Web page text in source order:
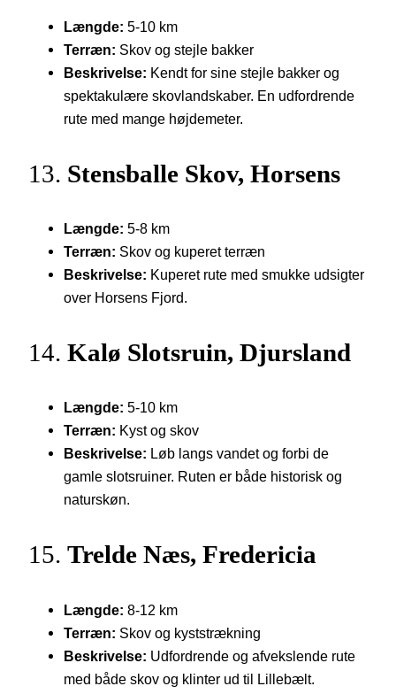
Længde: 5-10 km
Terræn: Skov og stejle bakker
Beskrivelse: Kendt for sine stejle bakker og
spektakulære skovlandskaber. En udfordrende
rute med mange højdemeter.
13. Stensballe Skov, Horsens
Længde: 5-8 km
Terræn: Skov og kuperet terræn
Beskrivelse: Kuperet rute med smukke udsigter
over Horsens Fjord.
14. Kalø Slotsruin, Djursland
Længde: 5-10 km
Terræn: Kyst og skov
Beskrivelse: Løb langs vandet og forbi de
gamle slotsruiner. Ruten er både historisk og
naturskøn.
15. Trelde Næs, Fredericia
Længde: 8-12 km
Terræn: Skov og kyststrækning
Beskrivelse: Udfordrende og afvekslende rute
med både skov og klinter ud til Lillebælt.